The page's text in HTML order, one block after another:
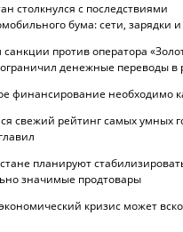
столкнулся с последствиями
бума: сети, зарядки
санкции против оператора
денежные переводы в
финансирование необходимо
свежий рейтинг самых умных
планируют
значимые продтовары
кризис может